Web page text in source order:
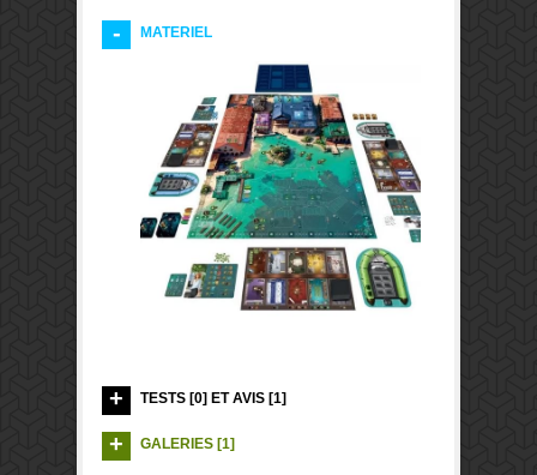
MATERIEL
TESTS [0] ET AVIS [1]
GALERIES [1]